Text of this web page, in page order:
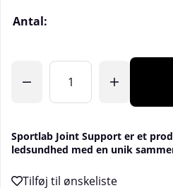
Antal:
Sportlab Joint Support er et
ledsundhed med en unik